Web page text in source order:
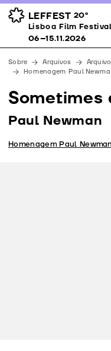
LEFFEST 20º
Lisboa Film Festival 06–15.11.2026
Prémios
Espaços
Apoios
Equipa
Downloads
Contactos
Lisboa Film Festival
06–15.11.2026
Sobre Arquivos
Homenagem Paul
Sometimes
Paul Newman
Homenagem Paul Newman